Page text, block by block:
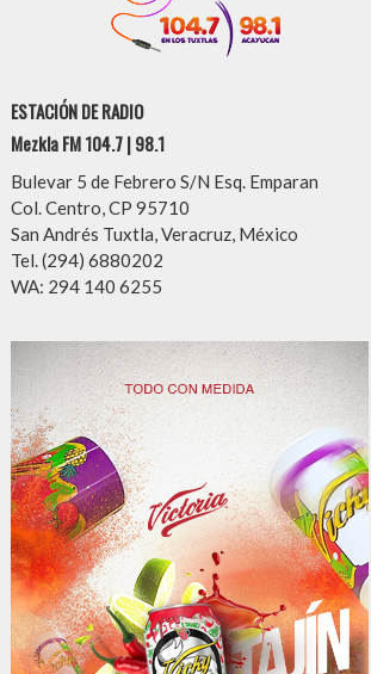
ESTACIÓN DE RADIO
Mezkla FM 104.7 | 98.1
Bulevar 5 de Febrero S/N Esq. Emparan
Col. Centro, CP 95710
San Andrés Tuxtla, Veracruz, México
Tel. (294) 6880202
WA: 294 140 6255